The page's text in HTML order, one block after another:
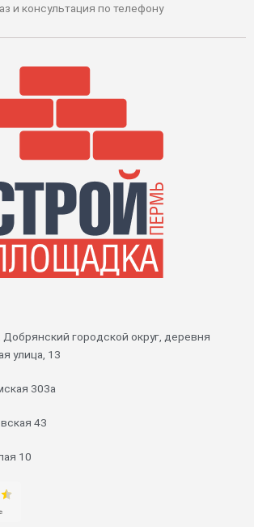
и консультация по телефону
городской округ, деревня
улица, 13
303а
43
10